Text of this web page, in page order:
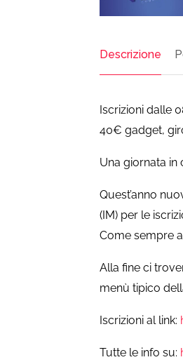
Descrizione
Iscrizioni dalle
40€ gadget,
Una giornata in
Quest’anno
(IM) per le
Come sempre
Alla fine ci
menù tipico
Iscrizioni al link:
Tutte le info su: